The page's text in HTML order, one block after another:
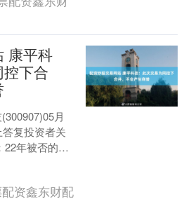
康平科
下合
月
复投资者关
年被否的高
重来？那么
资鑫东财配